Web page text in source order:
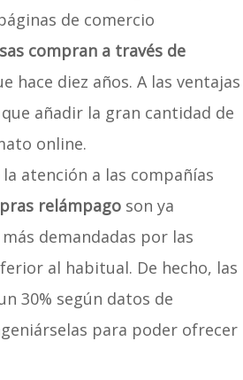
de comercio
compran a través de
hace diez años. A las ventajas
añadir la gran cantidad de
online.
atención a las compañías
relámpagoson ya
demandadas por las
al habitual. De hecho, las
30% según datos de
para poder ofrecer